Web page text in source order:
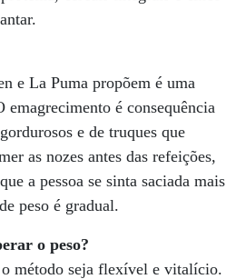
e La Puma propõem é uma
emagrecimento é consequência
e de truques que
as nozes antes das refeições,
a pessoa se sinta saciada mais
peso é gradual.
o peso?
método seja flexível e vitalício.